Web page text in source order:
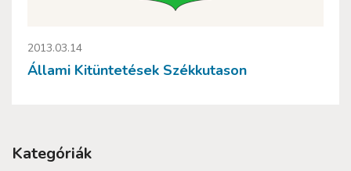
2013.03.14
Állami Kitüntetések Székkutason
Kategóriák